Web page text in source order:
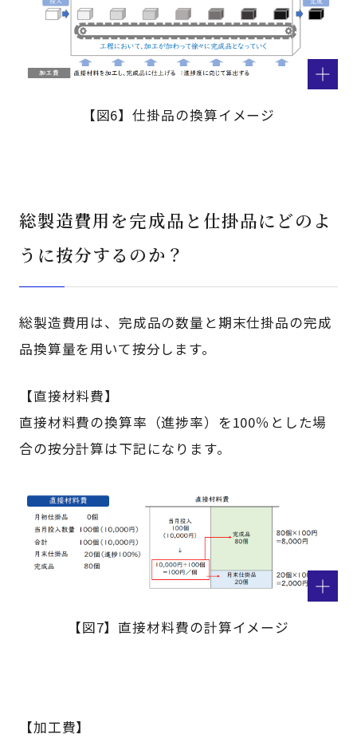
【図6】仕掛品の換算イメージ
総製造費用を完成品と仕掛品にどのよ
うに按分するのか？
総製造費用は、完成品の数量と期末仕掛品の完成
品換算量を用いて按分します。
【直接材料費】
直接材料費の換算率（進捗率）を100％とした場
合の按分計算は下記になります。
【図7】直接材料費の計算イメージ
【加工費】